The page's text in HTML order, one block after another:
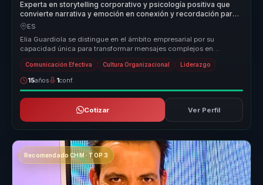
Experta en storytelling corporativo y psicología positiva que
convierte narrativa y emoción en conexión y recordación para
marcas y equipos.
ES
Elia Guardiola se distingue en el ámbito empresarial por su
capacidad única para transformar mensajes complejos en
narrativas memorables ...
Comunicación Efectiva Cultura Organizacional Liderazgo
15años 1conf.
Cotizar Ver Perfil
Recomendado CHM · TOP 3